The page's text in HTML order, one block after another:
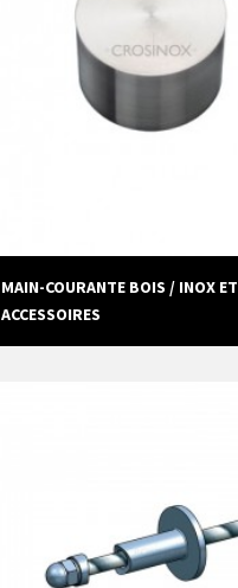
MAIN-COURANTE BOIS / INOX ET
ACCESSOIRES